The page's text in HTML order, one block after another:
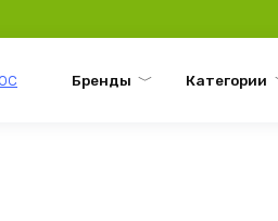
Бренды Категории